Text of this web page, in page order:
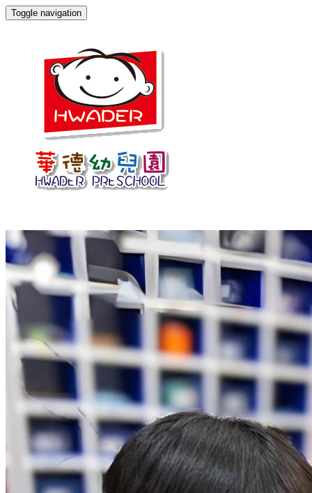
Toggle navigation
園所介紹
創校理念
教學特色
師資陣容
環境設備
環繞影像
校園生活
作息表
餐點表
校園訊息
校園花絮
校園相簿
活動影片
招生訊息
最新課程
聯絡我們
校園資料